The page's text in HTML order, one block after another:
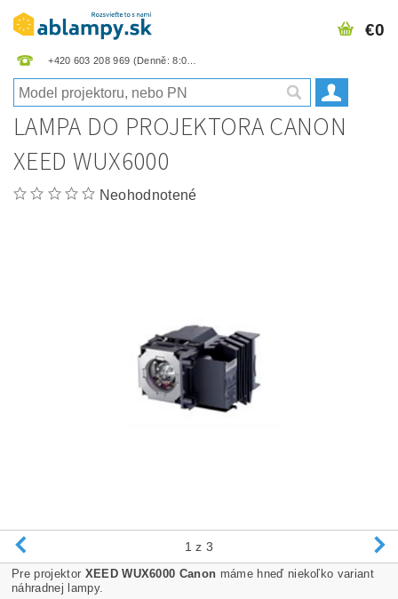
+420 603 208 969
€0
LAMPA DO PROJEKTORA CANON
XEED WUX6000
Neohodnotené
1 z 3
Pre projektor XEED WUX6000 Canon máme hneď niekoľko variant
náhradnej lampy.